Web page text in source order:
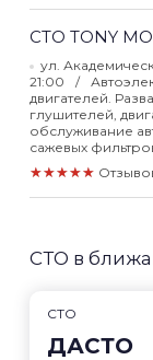
СТО TONY
ул.
21:00
двигателей.
глушителей,
обслуживание
сажевых
★★★★★
СТО в
СТО
ДАСТО